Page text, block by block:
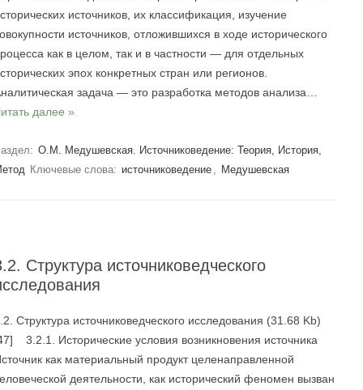
источников, их классификация, изучение
источников, отложившихся в ходе исторического
как в целом, так и в частности — для отдельных
эпох конкретных стран или регионов.
задача — это разработка методов анализа…
далее »
О.М. Медушевская. Источниковедение: Теория, История,
Ключевые слова: источниковедение , Медушевская
Структура источниковедческого
Структура источниковедческого исследования (31.68 Kb)
3.2.1. Исторические условия возникновения источника
как материальный продукт целенаправленной
деятельности, как исторический феномен вызван